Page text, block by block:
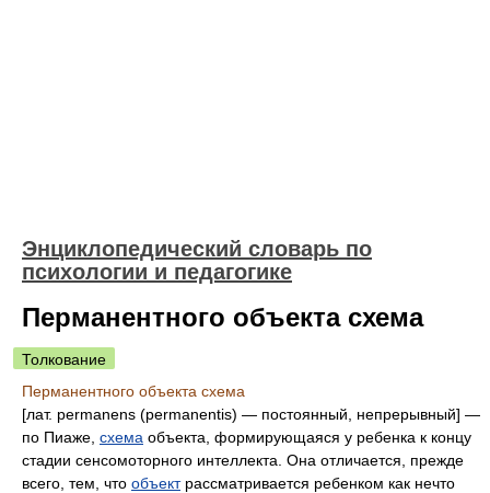
Энциклопедический словарь по
психологии и педагогике
Перманентного объекта схема
Толкование
Перманентного объекта схема
[лат. permanens (permanentis) — постоянный, непрерывный] —
по Пиаже, схема объекта, формирующаяся у ребенка к концу
стадии сенсомоторного интеллекта. Она отличается, прежде
всего, тем, что объектрассматривается ребенком как нечто